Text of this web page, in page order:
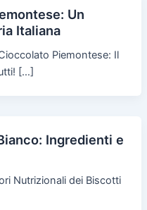
Un
Italiana
Piemontese: Il
[…]
Ingredienti e
Nutrizionali dei Biscotti